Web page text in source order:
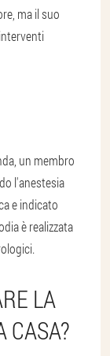
ma il suo
un membro
l'anestesia
e indicato
è realizzata
LA
CASA?